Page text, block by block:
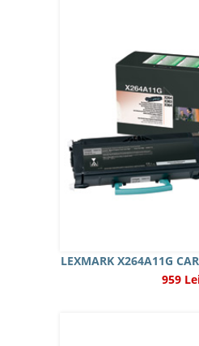
LEXMARK X264A11G
959